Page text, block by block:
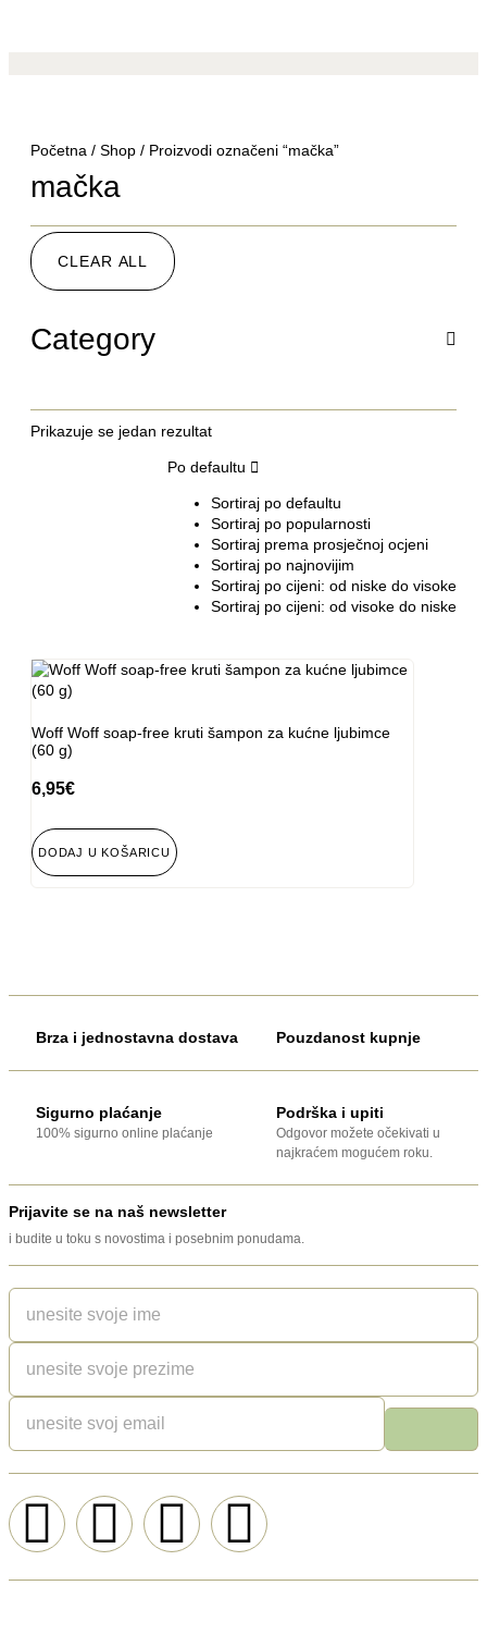
Početna / Shop / Proizvodi označeni “mačka”
mačka
CLEAR ALL
Category
Prikazuje se jedan rezultat
Po defaultu
Sortiraj po defaultu
Sortiraj po popularnosti
Sortiraj prema prosječnoj ocjeni
Sortiraj po najnovijim
Sortiraj po cijeni: od niske do visoke
Sortiraj po cijeni: od visoke do niske
Woff Woff soap-free kruti šampon za kućne ljubimce
(60 g)
6,95€
DODAJ U KOŠARICU
Brza i jednostavna dostava Pouzdanost kupnje
Sigurno plaćanje
100% sigurno online plaćanje
Podrška i upiti
Odgovor možete očekivati u
najkraćem mogućem roku.
Prijavite se na naš newsletter
i budite u toku s novostima i posebnim ponudama.